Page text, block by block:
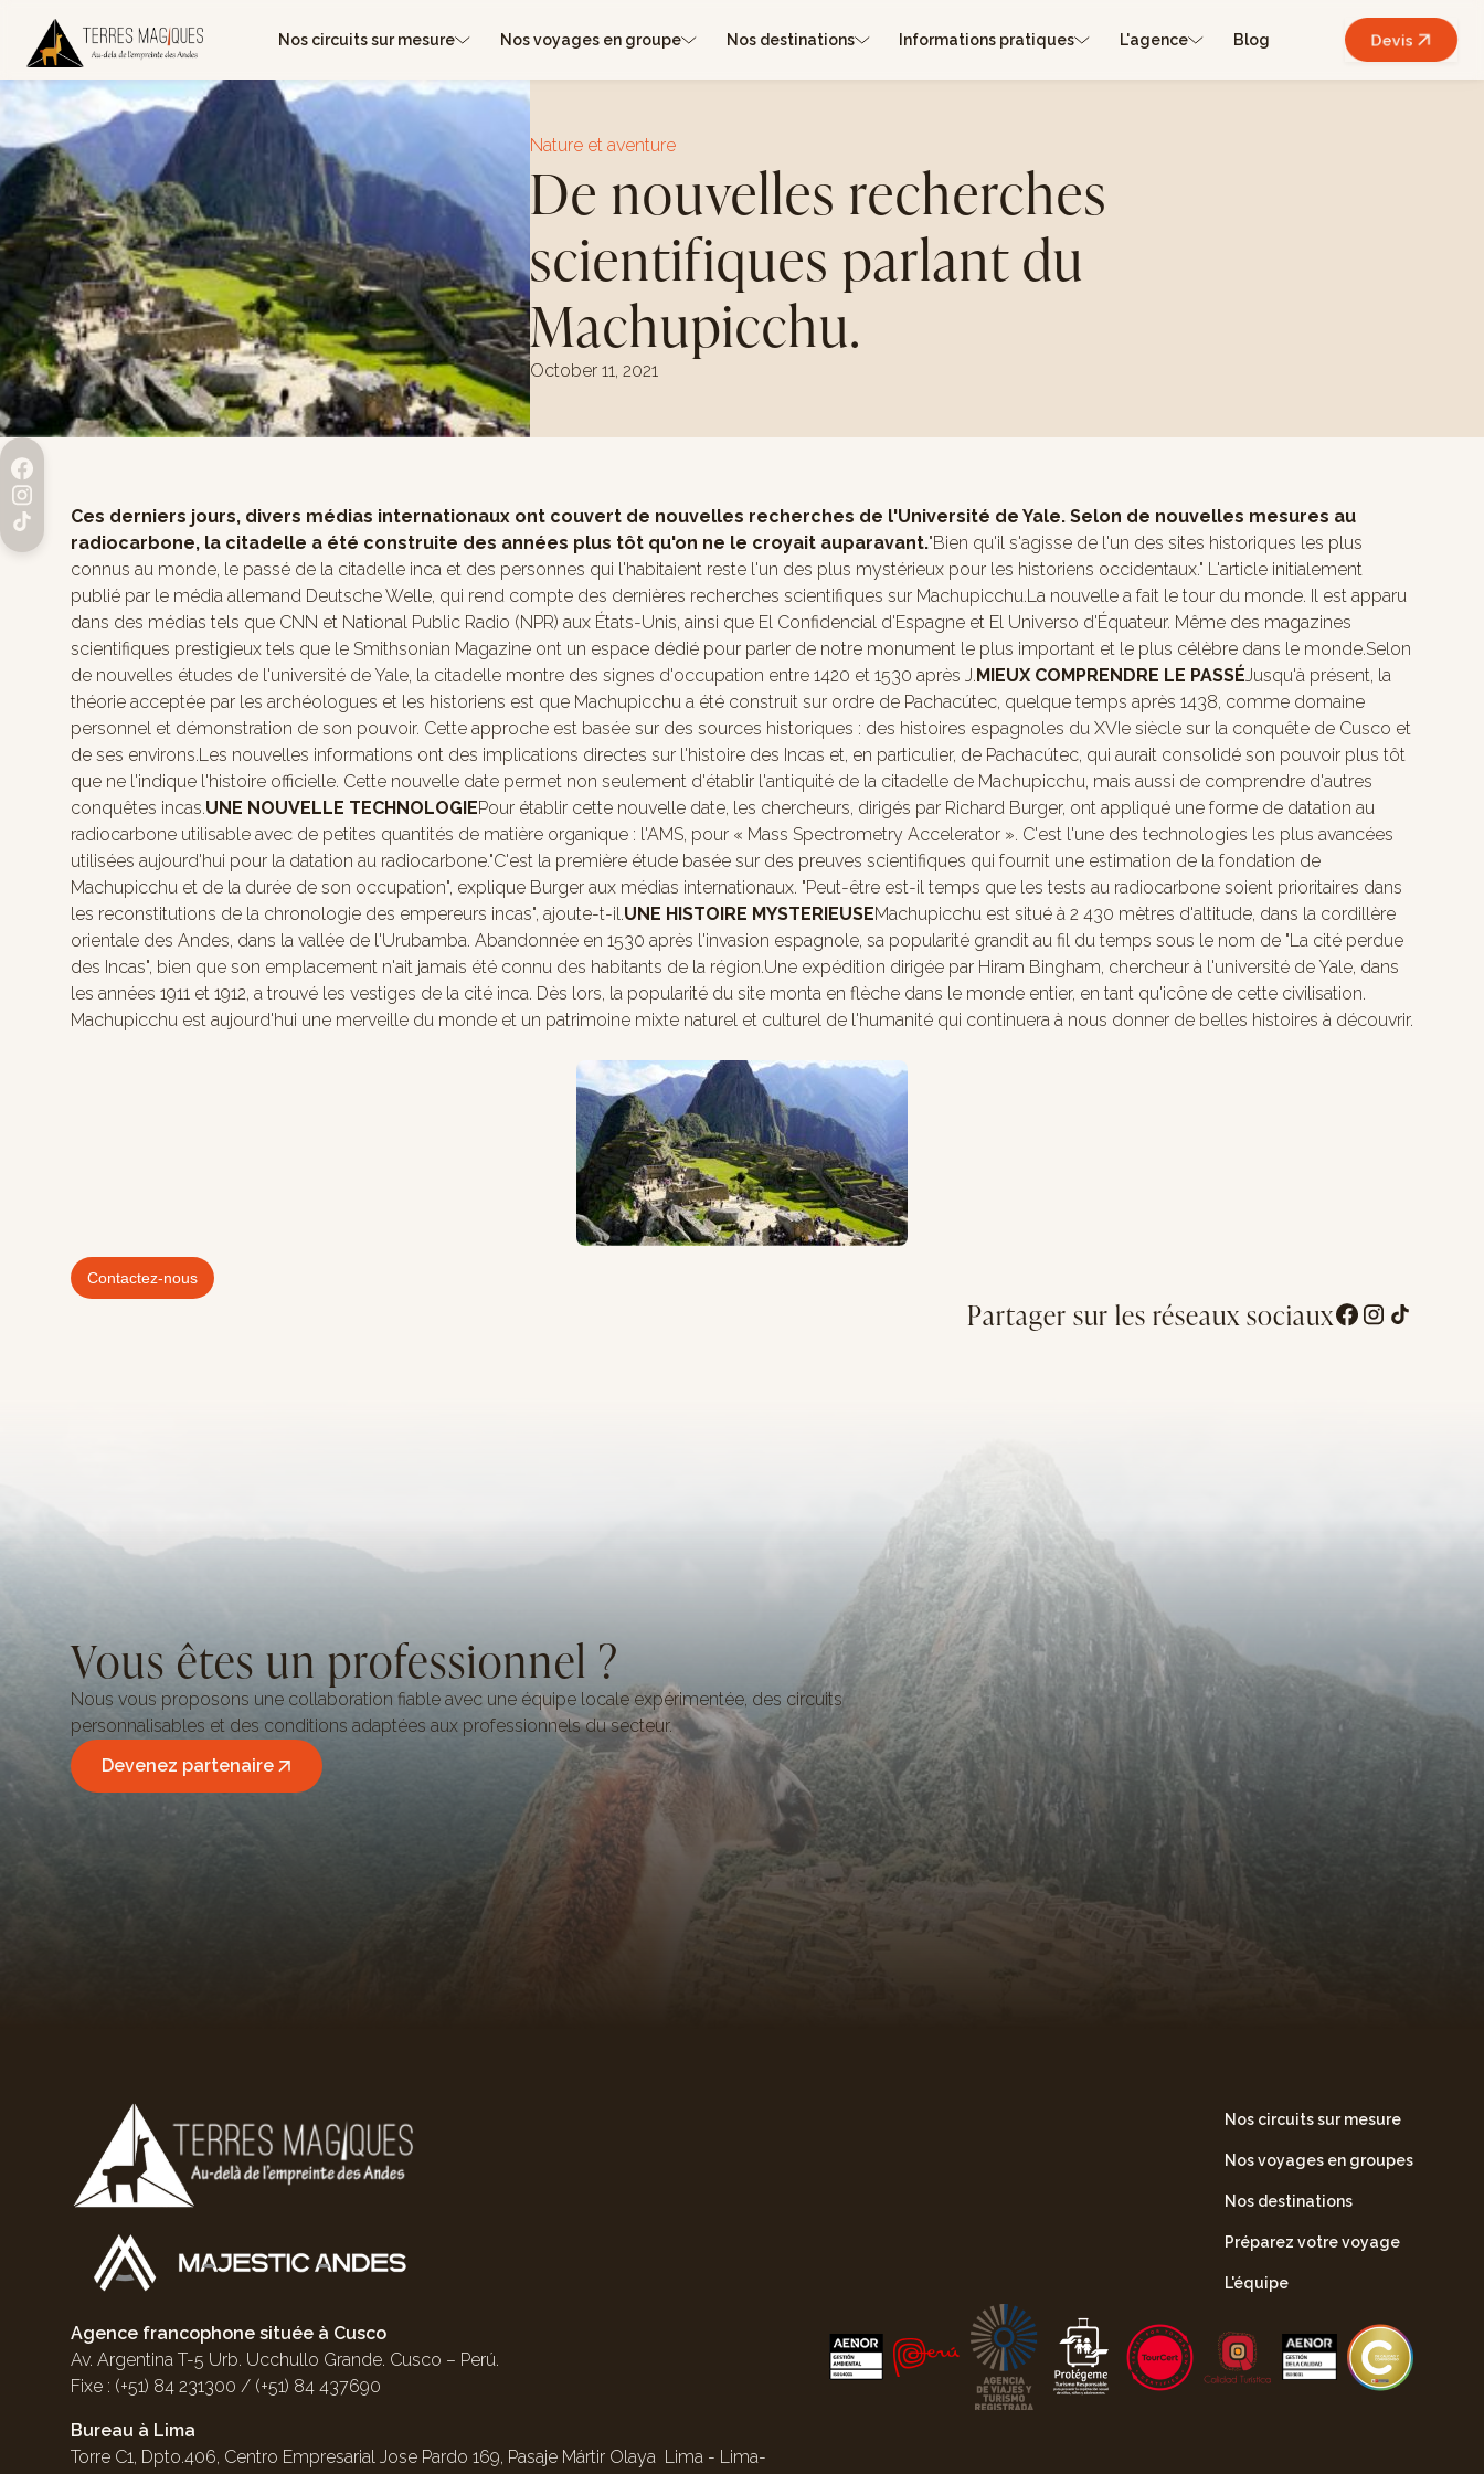
Nos circuits sur mesure Nos voyages en groupe Nos destinations Informations pratiques L'agence Blog Devis
Nature et aventure
De nouvelles recherches
scientifiques parlant du
Machupicchu.
October 11, 2021
Ces derniers jours, divers médias internationaux ont couvert de nouvelles recherches de l'Université de Yale. Selon de nouvelles mesures au
radiocarbone, la citadelle a été construite des années plus tôt qu'on ne le croyait auparavant."Bien qu'il s'agisse de l'un des sites historiques les plus
connus au monde, le passé de la citadelle inca et des personnes qui l'habitaient reste l'un des plus mystérieux pour les historiens occidentaux." L'article initialement
publié par le média allemand Deutsche Welle, qui rend compte des dernières recherches scientifiques sur Machupicchu.La nouvelle a fait le tour du monde. Il est apparu
dans des médias tels que CNN et National Public Radio (NPR) aux États-Unis, ainsi que El Confidencial d'Espagne et El Universo d'Équateur. Même des magazines
scientifiques prestigieux tels que le Smithsonian Magazine ont un espace dédié pour parler de notre monument le plus important et le plus célèbre dans le monde.Selon
de nouvelles études de l'université de Yale, la citadelle montre des signes d'occupation entre 1420 et 1530 après J.MIEUX COMPRENDRE LE PASSÉJusqu'à présent, la
théorie acceptée par les archéologues et les historiens est que Machupicchu a été construit sur ordre de Pachacútec, quelque temps après 1438, comme domaine
personnel et démonstration de son pouvoir. Cette approche est basée sur des sources historiques : des histoires espagnoles du XVIe siècle sur la conquête de Cusco et
de ses environs.Les nouvelles informations ont des implications directes sur l'histoire des Incas et, en particulier, de Pachacútec, qui aurait consolidé son pouvoir plus tôt
que ne l'indique l'histoire officielle. Cette nouvelle date permet non seulement d'établir l'antiquité de la citadelle de Machupicchu, mais aussi de comprendre d'autres
conquêtes incas.UNE NOUVELLE TECHNOLOGIEPour établir cette nouvelle date, les chercheurs, dirigés par Richard Burger, ont appliqué une forme de datation au
radiocarbone utilisable avec de petites quantités de matière organique : l'AMS, pour « Mass Spectrometry Accelerator ». C'est l'une des technologies les plus avancées
utilisées aujourd'hui pour la datation au radiocarbone."C'est la première étude basée sur des preuves scientifiques qui fournit une estimation de la fondation de
Machupicchu et de la durée de son occupation", explique Burger aux médias internationaux. "Peut-être est-il temps que les tests au radiocarbone soient prioritaires dans
les reconstitutions de la chronologie des empereurs incas", ajoute-t-il.UNE HISTOIRE MYSTERIEUSEMachupicchu est situé à 2 430 mètres d'altitude, dans la cordillère
orientale des Andes, dans la vallée de l'Urubamba. Abandonnée en 1530 après l'invasion espagnole, sa popularité grandit au fil du temps sous le nom de "La cité perdue
des Incas", bien que son emplacement n'ait jamais été connu des habitants de la région.Une expédition dirigée par Hiram Bingham, chercheur à l'université de Yale, dans
les années 1911 et 1912, a trouvé les vestiges de la cité inca. Dès lors, la popularité du site monta en flèche dans le monde entier, en tant qu'icône de cette civilisation.
Machupicchu est aujourd'hui une merveille du monde et un patrimoine mixte naturel et culturel de l'humanité qui continuera à nous donner de belles histoires à découvrir.
Contactez-nous
Partager sur les réseaux sociaux
Vous êtes un professionnel ?
Nous vous proposons une collaboration fiable avec une équipe locale expérimentée, des circuits
personnalisables et des conditions adaptées aux professionnels du secteur.
Devenez partenaire
Agence francophone située à Cusco
Av. Argentina T-5 Urb. Ucchullo Grande. Cusco – Perú.
Fixe : (+51) 84 231300 / (+51) 84 437690
Bureau à Lima
Torre C1, Dpto.406, Centro Empresarial Jose Pardo 169, Pasaje Mártir Olaya Lima - Lima-
Nos circuits sur mesure
Nos voyages en groupes
Nos destinations
Préparez votre voyage
L'équipe